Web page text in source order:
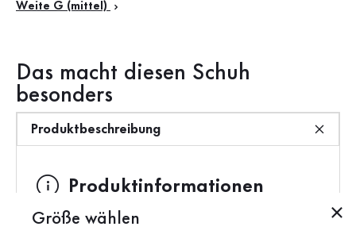
Größe wählen
Weite G (mittel)
Das macht diesen Schuh
besonders
Produktbeschreibung
Produktinformationen
Marke:Gabor